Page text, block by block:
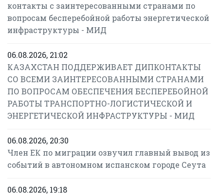
контакты с заинтересованными странами по
вопросам бесперебойной работы энергетической
инфраструктуры - МИД
06.08.2026, 21:02
КАЗАХСТАН ПОДДЕРЖИВАЕТ ДИПКОНТАКТЫ
СО ВСЕМИ ЗАИНТЕРЕСОВАННЫМИ СТРАНАМИ
ПО ВОПРОСАМ ОБЕСПЕЧЕНИЯ БЕСПЕРЕБОЙНОЙ
РАБОТЫ ТРАНСПОРТНО-ЛОГИСТИЧЕСКОЙ И
ЭНЕРГЕТИЧЕСКОЙ ИНФРАСТРУКТУРЫ - МИД
06.08.2026, 20:30
Член ЕК по миграции озвучил главный вывод из
событий в автономном испанском городе Сеута
06.08.2026, 19:18